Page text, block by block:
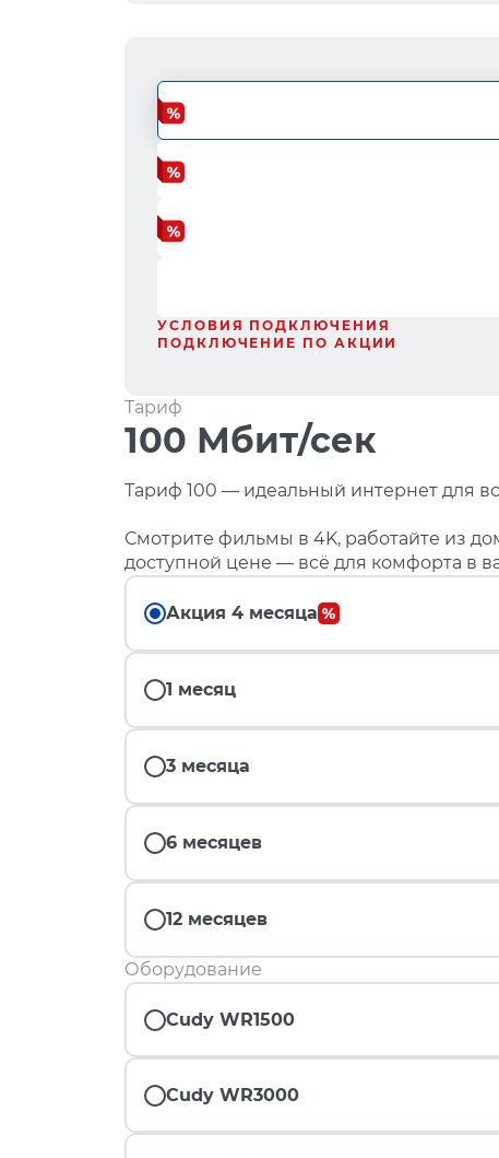
УСЛОВИЯ ПОДКЛЮЧЕНИЯ
ПОДКЛЮЧЕНИЕ ПО АКЦИИ
Тариф
100 Мбит/сек
Тариф 100 — идеальный интернет для
Смотрите фильмы в 4K, работайте из
доступной цене — всё для комфорта в
Акция 4 месяца
1 месяц
3 месяца
6 месяцев
12 месяцев
Оборудование
Cudy WR1500
Cudy WR3000